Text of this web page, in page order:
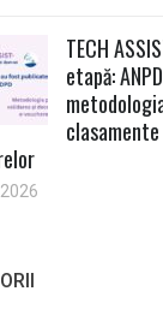
TECH
etapă: